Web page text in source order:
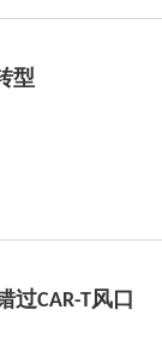
型
过CAR-T风口